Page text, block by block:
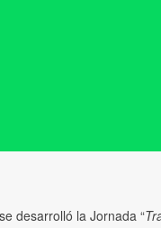
desarrolló la Jornada “